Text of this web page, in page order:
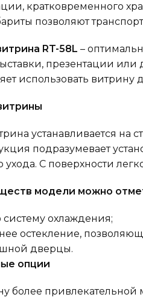
кратковременного
позволяют
RT-58L –
презентации или
использовать
устанавливается на
подразумевает
ухода. С поверхности
модели можно
охлаждения;
остекление,
дверцы.
опции
более